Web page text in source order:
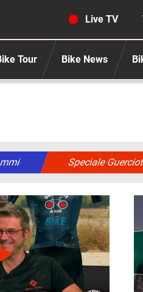
Live TV
Tour Bike News
Speciale